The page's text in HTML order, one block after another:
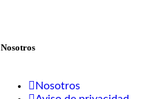
Nosotros
Nosotros